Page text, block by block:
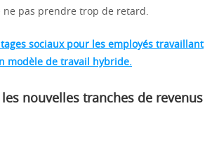
ne pas prendre trop de retard.
sociaux pour les employés travaillant
modèle de travail hybride.
nouvelles tranches de revenus